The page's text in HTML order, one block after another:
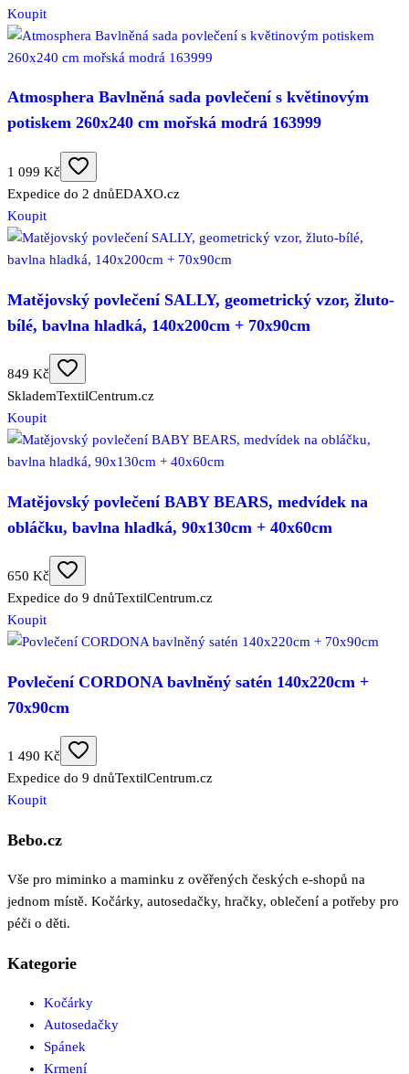
Koupit
Atmosphera Bavlněná sada povlečení s květinovým
potiskem 260x240 cm mořská modrá 163999
1 099 Kč
Expedice do 2 dnůEDAXO.cz
Koupit
Matějovský povlečení SALLY, geometrický vzor, žluto-
bílé, bavlna hladká, 140x200cm + 70x90cm
849 Kč
SklademTextilCentrum.cz
Koupit
Matějovský povlečení BABY BEARS, medvídek na
obláčku, bavlna hladká, 90x130cm + 40x60cm
650 Kč
Expedice do 9 dnůTextilCentrum.cz
Koupit
Povlečení CORDONA bavlněný satén 140x220cm +
70x90cm
1 490 Kč
Expedice do 9 dnůTextilCentrum.cz
Koupit
Bebo.cz
Vše pro miminko a maminku z ověřených českých e-shopů na
jednom místě. Kočárky, autosedačky, hračky, oblečení a potřeby pro
péči o děti.
Kategorie
Kočárky
Autosedačky
Spánek
Krmení